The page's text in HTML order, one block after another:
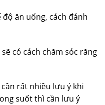
ăn uống, cách đánh
có cách chăm sóc răng
rất nhiều lưu ý khi
suốt thì cần lưu ý